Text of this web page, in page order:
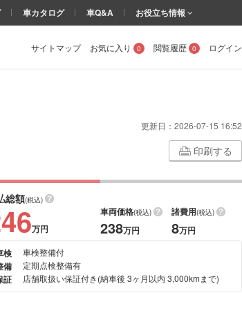
サイトマップ お気に入り 0 閲覧履歴 0 ログイン
車カタログ 車Q&A お役立ち情報
更新日： 2026-07-15 16:52
印刷する
総額(税込)
万円
車両価格(税込)
238万円
諸費用(税込)
8万円
検
車検整備付
備 定期点検整備有
証 店舗取扱い保証付き(納車後 3ヶ月以内 3,000kmまで)